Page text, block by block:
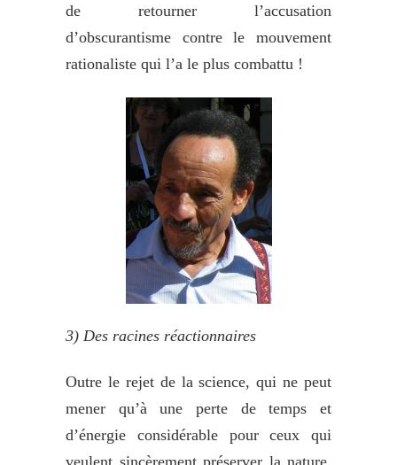
de retourner l’accusation
d’obscurantisme contre le mouvement
rationaliste qui l’a le plus combattu !
3) Des racines réactionnaires
Outre le rejet de la science, qui ne peut
mener qu’à une perte de temps et
d’énergie considérable pour ceux qui